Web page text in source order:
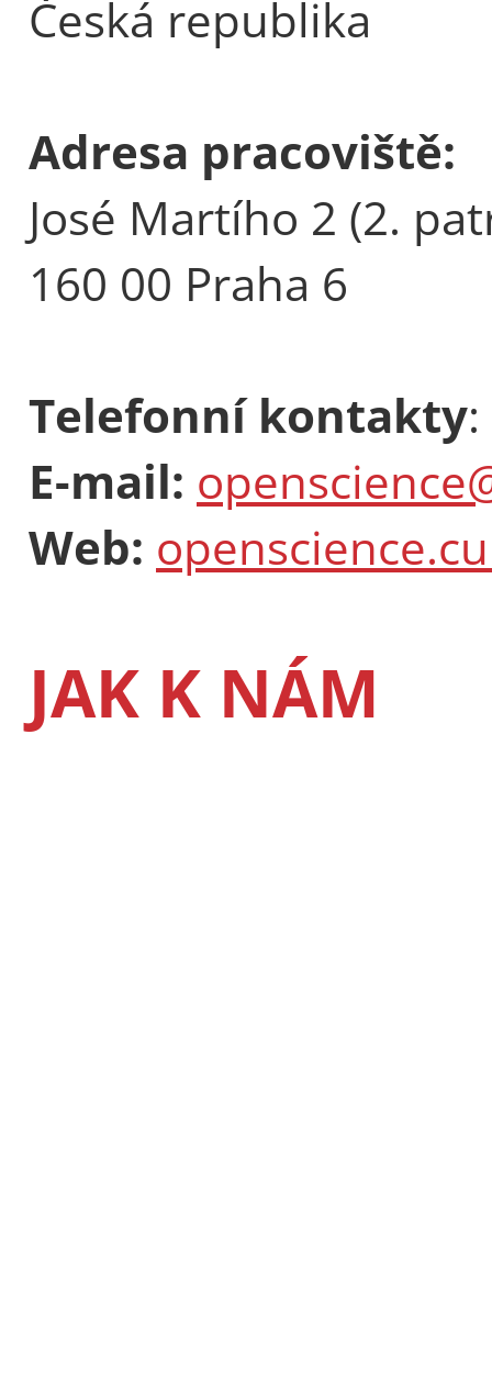
Česká republika
Adresa pracoviště:
José Martího 2 (2.
160 00 Praha 6
Telefonní kontakty:
E-mail:
Web:
JAK K NÁM